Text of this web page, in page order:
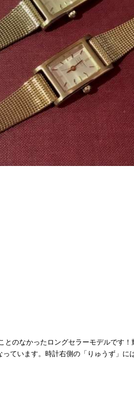
のなかったロングセラーモデルです
ています。時計右側の「りゅうず」に